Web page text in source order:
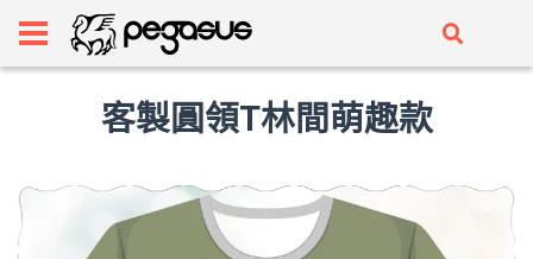
客製圓領T林間萌趣款